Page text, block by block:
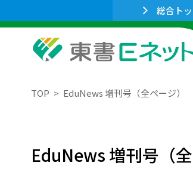
総合ト
TOP EduNews 増刊号（全ページ）
EduNews 増刊号（全